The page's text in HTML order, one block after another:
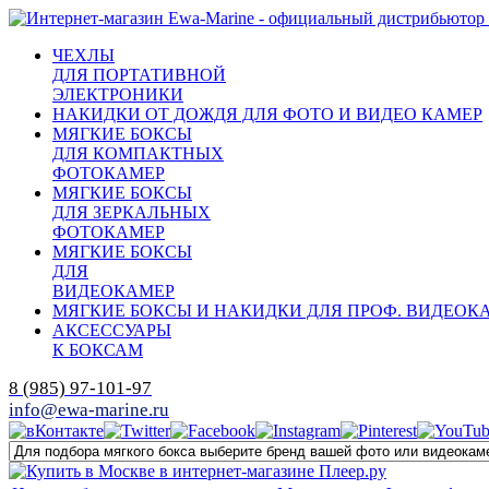
ЧЕХЛЫ
ДЛЯ ПОРТАТИВНОЙ
ЭЛЕКТРОНИКИ
НАКИДКИ ОТ ДОЖДЯ ДЛЯ ФОТО И ВИДЕО КАМЕР
МЯГКИЕ БОКСЫ
ДЛЯ КОМПАКТНЫХ
ФОТОКАМЕР
МЯГКИЕ БОКСЫ
ДЛЯ ЗЕРКАЛЬНЫХ
ФОТОКАМЕР
МЯГКИЕ БОКСЫ
ДЛЯ
ВИДЕОКАМЕР
МЯГКИЕ БОКСЫ И НАКИДКИ ДЛЯ ПРОФ.
АКСЕССУАРЫ
К БОКСАМ
8 (985) 97-101-97
info@ewa-marine.ru